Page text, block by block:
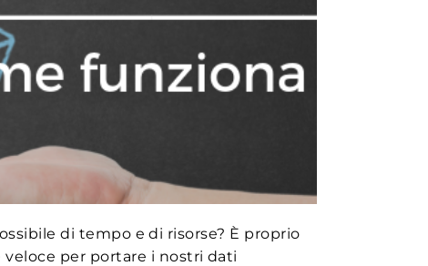
di tempo e di risorse? È proprio
per portare i nostri dati